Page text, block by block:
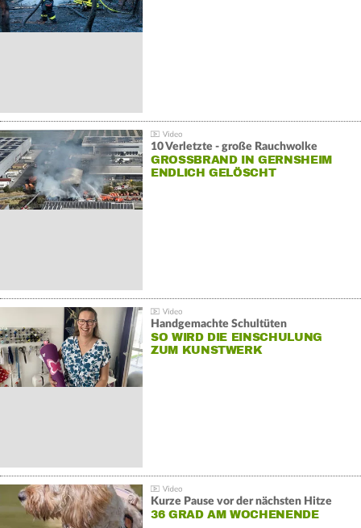
10 Verletzte - große Rauchwolke
GROSSBRAND IN GERNSHEIM E
NDLICH GELÖSCHT
Handgemachte Schultüten
SO WIRD DIE EINSCHULUNG
ZUM KUNSTWERK
Kurze Pause vor der nächsten Hitze
36 GRAD AM WOCHENENDE